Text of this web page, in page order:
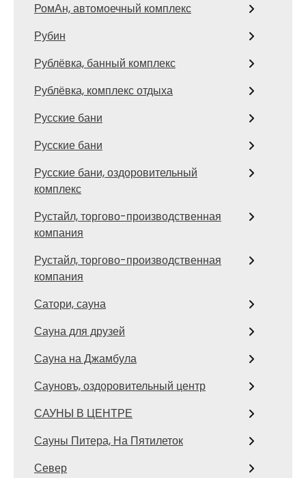
РомАн, автомоечный комплекс
Рубин
Рублёвка, банный комплекс
Рублёвка, комплекс отдыха
Русские бани
Русские бани
Русские бани, оздоровительный
комплекс
Рустайл, торгово-производственная
компания
Рустайл, торгово-производственная
компания
Сатори, сауна
Сауна для друзей
Сауна на Джамбула
Сауновъ, оздоровительный центр
САУНЫ В ЦЕНТРЕ
Сауны Питера, На Пятилеток
Север